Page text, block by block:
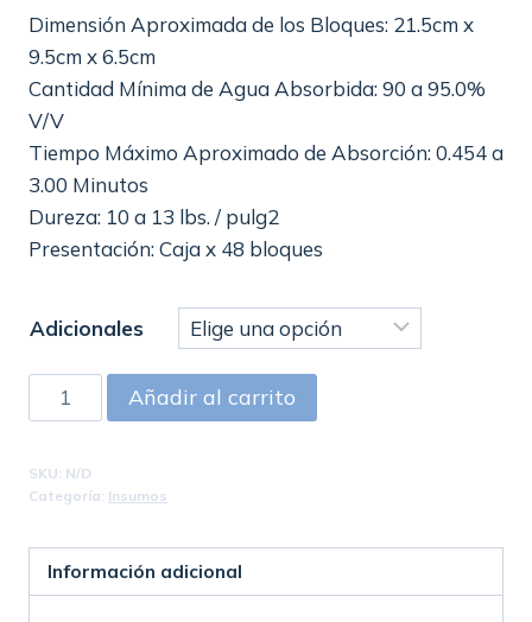
Dimensión Aproximada de los Bloques: 21.5cm x
9.5cm x 6.5cm
Cantidad Mínima de Agua Absorbida: 90 a 95.0%
V/V
Tiempo Máximo Aproximado de Absorción: 0.454 a
3.00 Minutos
Dureza: 10 a 13 lbs. / pulg2
Presentación: Caja x 48 bloques
Adicionales
Oasis
sencillo
Sabana
Añadir al carrito
SKU: N/D
Categoría: Insumos
Información adicional